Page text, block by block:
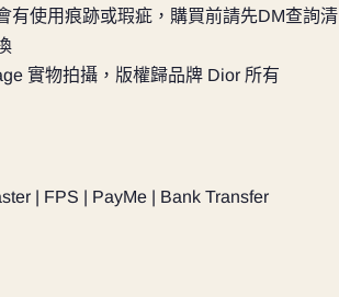
有使用痕跡或瑕疵，購買前請先DM查詢清
實物拍攝，版權歸品牌 Dior 所有
| FPS | PayMe | Bank Transfer